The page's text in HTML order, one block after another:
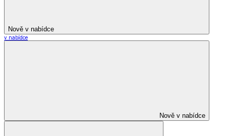
Nově v nabídce
v nabídce
Nově v nabídce